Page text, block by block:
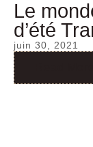
Le
d’été
juin 30, 2021